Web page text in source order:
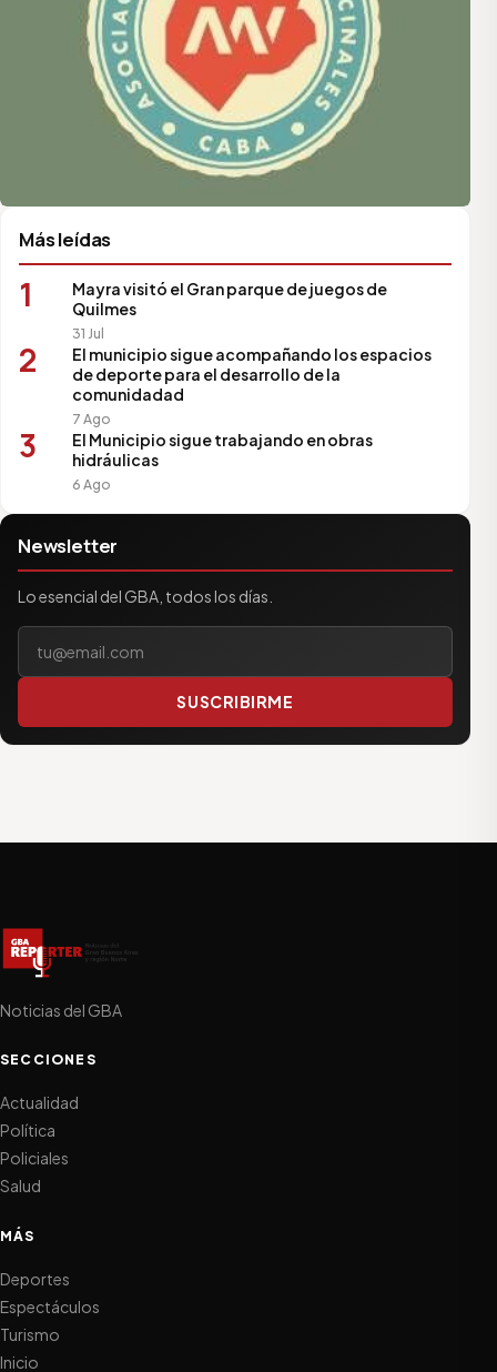
Más leídas
1
Mayra visitó el Gran parque de juegos de
Quilmes
31 Jul
2
El municipio sigue acompañando los espacios
de deporte para el desarrollo de la
comunidadad
7 Ago
3
El Municipio sigue trabajando en obras
hidráulicas
6 Ago
Newsletter
Lo esencial del GBA, todos los días.
SUSCRIBIRME
Noticias del GBA
SECCIONES
Actualidad
Política
Policiales
Salud
MÁS
Deportes
Espectáculos
Turismo
Inicio